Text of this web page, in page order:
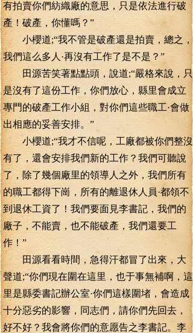
有拍賣你們紡織廠的意思，只是依法進行破
產！破產，你懂嗎？”
小櫻道;“我不管是破產還是拍賣，總之，
我們這么多人·再沒有工作了是不是？”
田源苦笑著點點頭，說道;“嚴格來說，只
是沒有了這份工作，你們放心，縣里會成立
專門的破產工作小組，對你們這些職工·會做
出相應的妥善安排。”
小櫻道;“我才不信呢，工廠都被你們整沒
有了，還會安排我們新的工作？我們可聽說
了，除了幾個廠里的領導人之外，我們所有
的職工都得下崗，所有的離退休人員·都領不
到退休工資了！我們要面見李書記，我們的
廠子，不能賣，也不能破產，我們還要工
作！”
田源看看時間，急得汗都冒了出來，大
聲道;“你們現在圍在這里，也于事無補啊，這
里是縣委書記辦公室·你們這樣圍堵，會造成
十分惡劣的影響，同志們，請你們先回去，
好不好？我會將你們的意愿告之李書記。李